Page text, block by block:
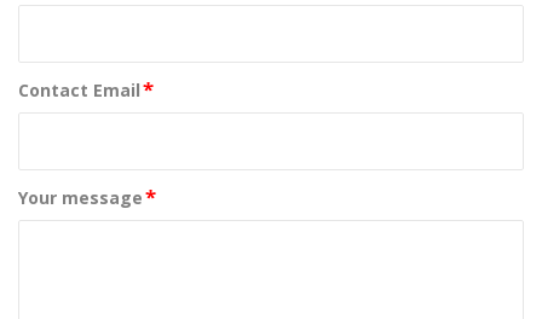
Contact Email*
Your message*